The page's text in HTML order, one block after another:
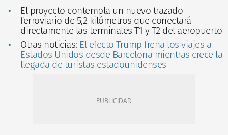
El proyecto contempla un nuevo trazado
ferroviario de 5,2 kilómetros que conectará
directamente las terminales T1 y T2 del aeropuerto
Otras noticias: El efecto Trump frena los viajes a
Estados Unidos desde Barcelona mientras crece la
llegada de turistas estadounidenses